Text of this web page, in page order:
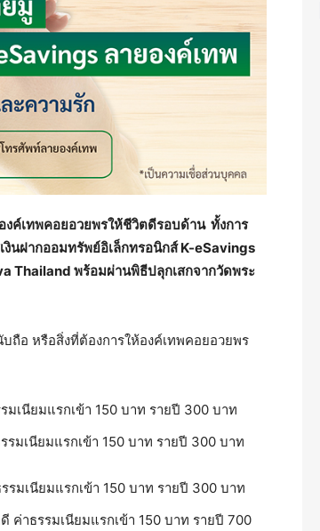
งค์เทพคอยอวยพรให้ชีวิตดีรอบด้าน ทั้งการ
งินฝากออมทรัพย์อิเล็กทรอนิกส์ K-eSavings
Thailand พร้อมผ่านพิธีปลุกเสกจากวัดพระ
ถือ หรือสิ่งที่ต้องการให้องค์เทพคอยอวยพร
มเนียมแรกเข้า 150 บาท รายปี 300 บาท
รมเนียมแรกเข้า 150 บาท รายปี 300 บาท
มเนียมแรกเข้า 150 บาท รายปี 300 บาท
าธรรมเนียมแรกเข้า 150 บาท รายปี 700